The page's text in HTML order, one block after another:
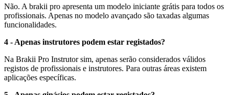
Não. A brakii pro apresenta um modelo iniciante grátis para todos os
profissionais. Apenas no modelo avançado são taxadas algumas
funcionalidades.
4 - Apenas instrutores podem estar registados?
Na Brakii Pro Instrutor sim, apenas serão considerados válidos
registos de profissionais e instrutores. Para outras áreas existem
aplicações específicas.